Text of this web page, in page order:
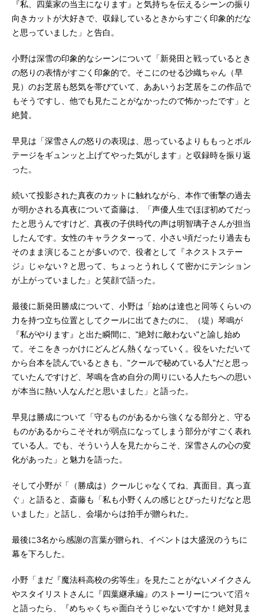
『私、四葉家の当主になります』と気持ちを伝えるシーンの振り
向きカットが大好きで、収録しているときからすごく印象的だな
と思っていました」と告白。
小野は深雪の印象的なシーンについて「新発田と戦っているとき
の怒りの表情がすごく印象的で。そこにのせる沙織ちゃん（早
見）のお芝居も怒気を帯びていて、ああいうお芝居をこの作品で
もそうですし、他でも見たことがなかったので怖かったです」と
絶賛。
早見は「深雪さんの怒りの表現は、思っているよりももっとボル
テージをギュンッと上げてやった気がします」と収録時を振り返
った。
続いて投影された真夜のカットに触れながら、本作で衝撃の過去
が明かされる真夜について斎藤は、「声優人生でほぼ初めてだっ
たと思うんですけど、真夜の子供時代の声は明智璃子さんが担当
したんです。女性のキャラクターって、小さい頃だったり過去も
そのまま演じることが多いので、役者として『ネクストステー
ジ』じゃない？と思って、ちょっとうれしくて密かにテンション
が上がっていました」と笑顔で語った。
最後に新発田勝成について、小野は「始めは達也と同等くらいの
力を持つ立ち位置としてクールに出てきたのに、（堤）琴鳴が
『私がやります』と出た瞬間に、"絶対に敵わない"と諭し始め
て。そこをきっかけにどんどん熱くなっていく。役をいただいて
から台本を読んでいるときも、"クールで秘めている人"だと思っ
ていたんですけど、琴鳴を含め自分の周りにいる人たちへの思い
が本当に熱い人なんだと思いました」と語った。
早見は勝成について「守るものがあるから強くなる部分と、守る
ものがあるからこそそれが弱点になってしまう部分がすごく表れ
ている人。でも、そういう人を見たからこそ、深雪さんの心の変
化があった」と魅力を語った。
そして小野が「（勝成は）クールじゃなくてね、真面目。真っ直
ぐ」と語ると、斎藤も「私も小野くんの感じとぴったりだなと思
いました」と話し、会場からは拍手が贈られた。
最後に3名から感謝の言葉が贈られ、イベントは大盛況のうちに
幕を下ろした。
小野「まだ『魔法科高校の劣等生』を見たことがないメイクさん
やスタイリストさんに『四葉継承編』のストーリーについて滔々
と語ったら、『めちゃくちゃ面白そうじゃないですか！絶対見ま